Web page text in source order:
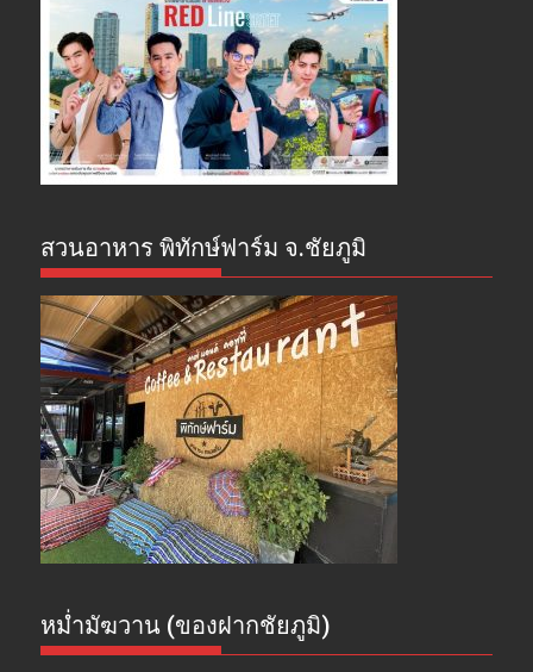
สวนอาหาร พิทักษ์ฟาร์ม จ.ชัยภูมิ
หม่ำมัฆวาน (ของฝากชัยภูมิ)